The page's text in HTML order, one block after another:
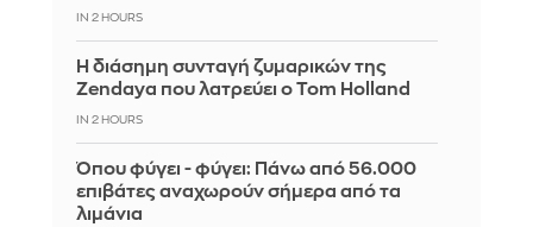
IN 2 HOURS
Η διάσημη συνταγή ζυμαρικών της
Zendaya που λατρεύει ο Tom Holland
IN 2 HOURS
Όπου φύγει - φύγει: Πάνω από 56.000
επιβάτες αναχωρούν σήμερα από τα
λιμάνια